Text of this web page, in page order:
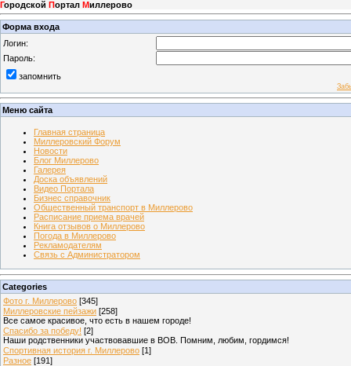
Городской Портал Миллерово
Форма входа
Логин:
Пароль:
запомнить
Меню сайта
Главная страница
Миллеровский Форум
Новости
Блог Миллерово
Галерея
Доска объявлений
Видео Портала
Бизнес справочник
Общественный транспорт в Миллерово
Расписание приема врачей
Книга отзывов о Миллерово
Погода в Миллерово
Рекламодателям
Связь с Администратором
Categories
Фото г. Миллерово [345]
Миллеровские пейзажи [258]
Все самое красивое, что есть в нашем городе!
Спасибо за победу! [2]
Наши родственники участвовавшие в ВОВ. Помним, любим, гордимся!
Спортивная история г. Миллерово [1]
Разное [191]